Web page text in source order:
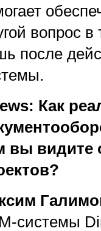
вопрос
после
Как
вы видите
системы